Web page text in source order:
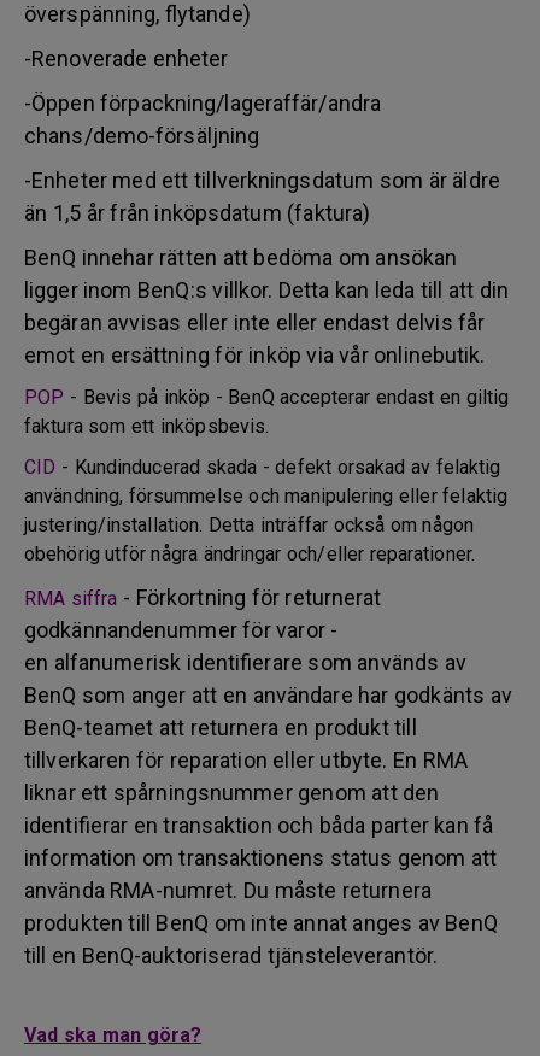
överspänning, flytande)
-Renoverade enheter
-Öppen förpackning/lageraffär/andra
chans/demo-försäljning
-Enheter med ett tillverkningsdatum som är äldre
än 1,5 år från inköpsdatum (faktura)
BenQ innehar rätten att bedöma om ansökan
ligger inom BenQ:s villkor. Detta kan leda till att din
begäran avvisas eller inte eller endast delvis får
emot en ersättning för inköp via vår onlinebutik.
POP - Bevis på inköp - BenQ accepterar endast en giltig
faktura som ett inköpsbevis.
CID - Kundinducerad skada - defekt orsakad av felaktig
användning, försummelse och manipulering eller felaktig
justering/installation. Detta inträffar också om någon
obehörig utför några ändringar och/eller reparationer.
RMA siffra - Förkortning för returnerat
godkännandenummer för varor -
en alfanumerisk identifierare som används av
BenQ som anger att en användare har godkänts av
BenQ-teamet att returnera en produkt till
tillverkaren för reparation eller utbyte. En RMA
liknar ett spårningsnummer genom att den
identifierar en transaktion och båda parter kan få
information om transaktionens status genom att
använda RMA-numret. Du måste returnera
produkten till BenQ om inte annat anges av BenQ
till en BenQ-auktoriserad tjänsteleverantör.
Vad ska man göra?